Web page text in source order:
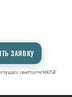
ЗАЯВКУ
Номенклатура